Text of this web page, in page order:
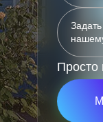
Просто